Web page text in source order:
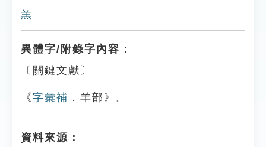
羔
異體字/附錄字內容：
〔關鍵文獻〕
《字彙補 ．羊部》。
資料來源：